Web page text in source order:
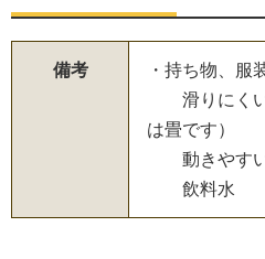
備考
・持ち物、服
滑りにくい
は畳です）
動きやす
飲料水